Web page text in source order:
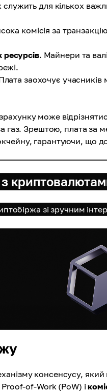
служить для кількох
комісія за
. Майнери та
заохочує
може
газ. Зрештою, плата за
гарантуючи, що
зі зручним
консенсусу,
of-Work (PoW) і